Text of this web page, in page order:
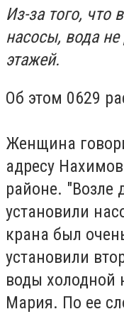
Из-за того, что
насосы, вода
этажей.
Об этом 0629
Женщина
адресу
районе. "Возле
установили
крана был
установили
воды холодной
Мария. По ее